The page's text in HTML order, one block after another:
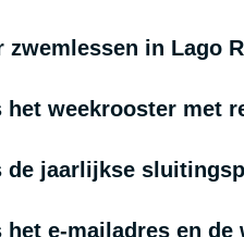
zwemlessen in Lago
het weekrooster met
de jaarlijkse
het e-mailadres en de